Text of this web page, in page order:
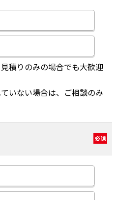
積りのみの場合でも大歓迎
いない場合は、ご相談のみ
必須